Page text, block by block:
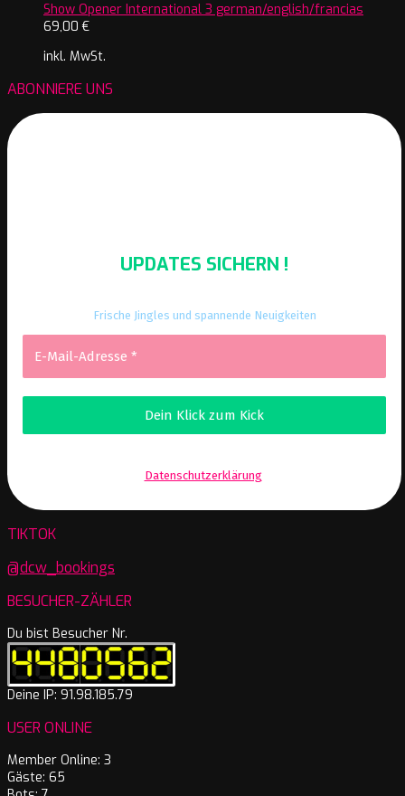
Show Opener International 3 german/english/francias
69,00 €
inkl. MwSt.
ABONNIERE UNS
UPDATES SICHERN !
Frische Jingles und spannende Neuigkeiten
Datenschutzerklärung.
TIKTOK
@dcw_bookings
BESUCHER-ZÄHLER
Du bist Besucher Nr.
Deine IP: 91.98.185.79
USER ONLINE
Member Online: 3
Gäste: 65